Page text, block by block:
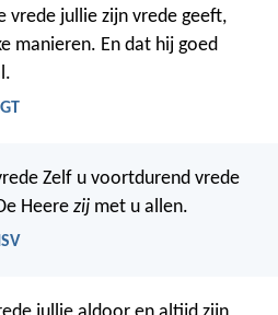
vrede jullie zijn vrede geeft,
manieren. En dat hij goed
Zelf u voortdurend vrede
Heere zij met u allen.